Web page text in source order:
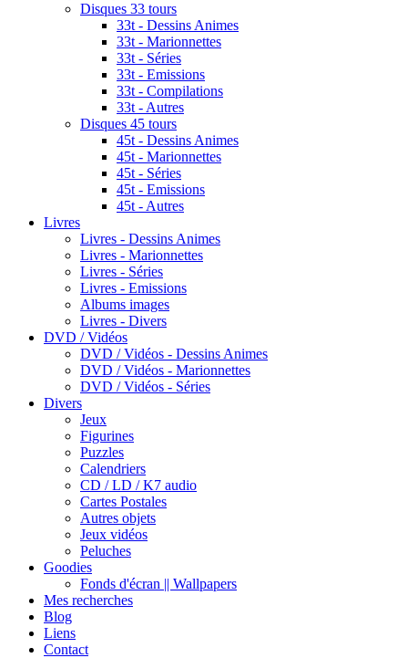
Disques 33 tours
33t - Dessins Animes
33t - Marionnettes
33t - Séries
33t - Emissions
33t - Compilations
33t - Autres
Disques 45 tours
45t - Dessins Animes
45t - Marionnettes
45t - Séries
45t - Emissions
45t - Autres
Livres
Livres - Dessins Animes
Livres - Marionnettes
Livres - Séries
Livres - Emissions
Albums images
Livres - Divers
DVD / Vidéos
DVD / Vidéos - Dessins Animes
DVD / Vidéos - Marionnettes
DVD / Vidéos - Séries
Divers
Jeux
Figurines
Puzzles
Calendriers
CD / LD / K7 audio
Cartes Postales
Autres objets
Jeux vidéos
Peluches
Goodies
Fonds d'écran || Wallpapers
Mes recherches
Blog
Liens
Contact